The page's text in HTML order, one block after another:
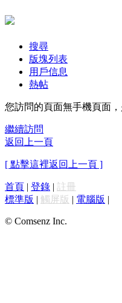
搜尋
版塊列表
用戶信息
熱帖
您訪問的頁面無手機頁面
繼續訪問
返回上一頁
[ 點擊這裡返回上一頁 ]
首頁 | 登錄 | 註冊
標準版 | 觸屏版 | 電腦版 |
© Comsenz Inc.